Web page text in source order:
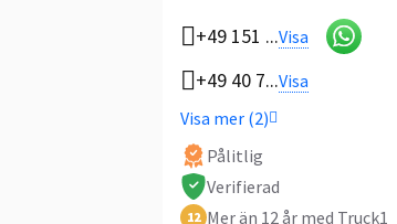
+49 151 ...Visa
+49 40 7...Visa
Visa mer (2)
Pålitlig
Verifierad
12 Mer än 12 år med Truck1